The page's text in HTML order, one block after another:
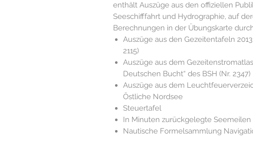
enthält Auszüge aus den offiziellen
Seeschifffahrt und Hydrographie, auf
Berechnungen in der Übungskarte
Auszüge aus den Gezeitentafeln 2013
2115)
Auszüge aus dem
Deutschen Bucht“ des BSH (Nr. 2347)
Auszüge aus dem
Östliche Nordsee
Steuertafel
In Minuten zurückgelegte Seemeilen
Nautische Formelsammlung